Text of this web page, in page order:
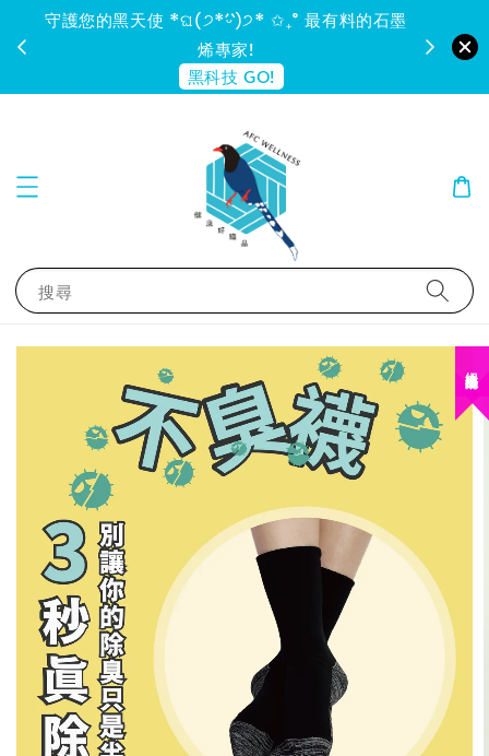
守護您的黑天使 *ଘ(੭*ˊᵕˋ)੭* ✩₊˚ 最有料的石墨
烯專家!
黑科技 GO!
搜尋
絕版品出清！